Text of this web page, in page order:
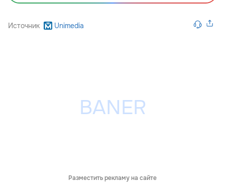
Источник Unimedia
Разместить рекламу на сайте